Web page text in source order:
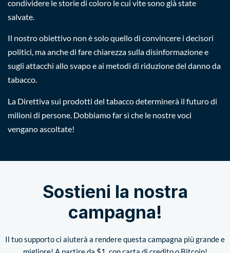
condividere le storie di coloro le cui vite sono già state
salvate.
Il nostro obiettivo non è solo quello di convincere i decisori
politici, ma anche di fare chiarezza sulla disinformazione e
sugli attacchi allo svapo e ai metodi di riduzione del danno da
tabacco.
La Direttiva sui prodotti del tabacco determinerà il futuro di
milioni di persone. Dobbiamo far sì che le nostre voci
vengano ascoltate!
Sostieni la nostra
campagna!
Il tuo supporto ci aiuterà a rendere questa campagna più grande e